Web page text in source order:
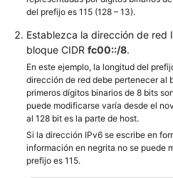
está
idioma
seleccionado.
Sugerimos
consultar
versión
del prefijo es 115 (128 – 13).
Establezca la dirección de
bloque CIDR fc00::/8.
En este ejemplo, la longitud del
dirección de red debe pertenecer al
primeros dígitos binarios de 8 bits
puede modificarse varía desde el
al 128 bit es la parte de host.
Si la dirección IPv6 se escribe en
información en negrita no se puede
prefijo es 115.